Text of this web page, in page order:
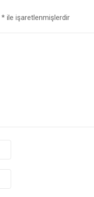
* ile işaretlenmişlerdir